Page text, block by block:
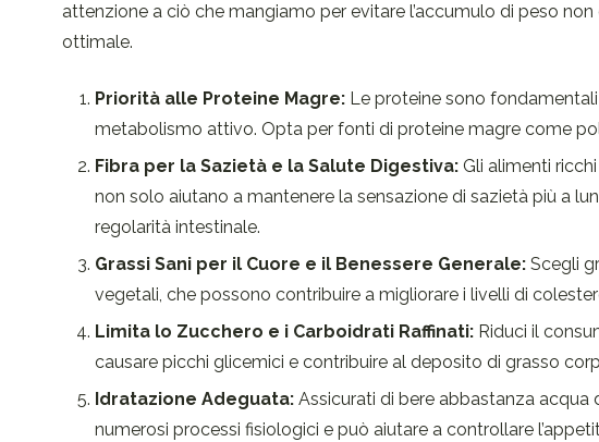
attenzione a ciò che mangiamo per evitare l’accumulo di peso
ottimale.
Priorità alle Proteine Magre: Le proteine sono
metabolismo attivo. Opta per fonti di proteine magre come
Fibra per la Sazietà e la Salute Digestiva: Gli alimenti
non solo aiutano a mantenere la sensazione di sazietà più a
regolarità intestinale.
Grassi Sani per il Cuore e il Benessere Generale: Scegli
vegetali, che possono contribuire a migliorare i livelli di
Limita lo Zucchero e i Carboidrati Raffinati: Riduci il
causare picchi glicemici e contribuire al deposito di grasso
Idratazione Adeguata: Assicurati di bere abbastanza acqua
numerosi processi fisiologici e può aiutare a controllare